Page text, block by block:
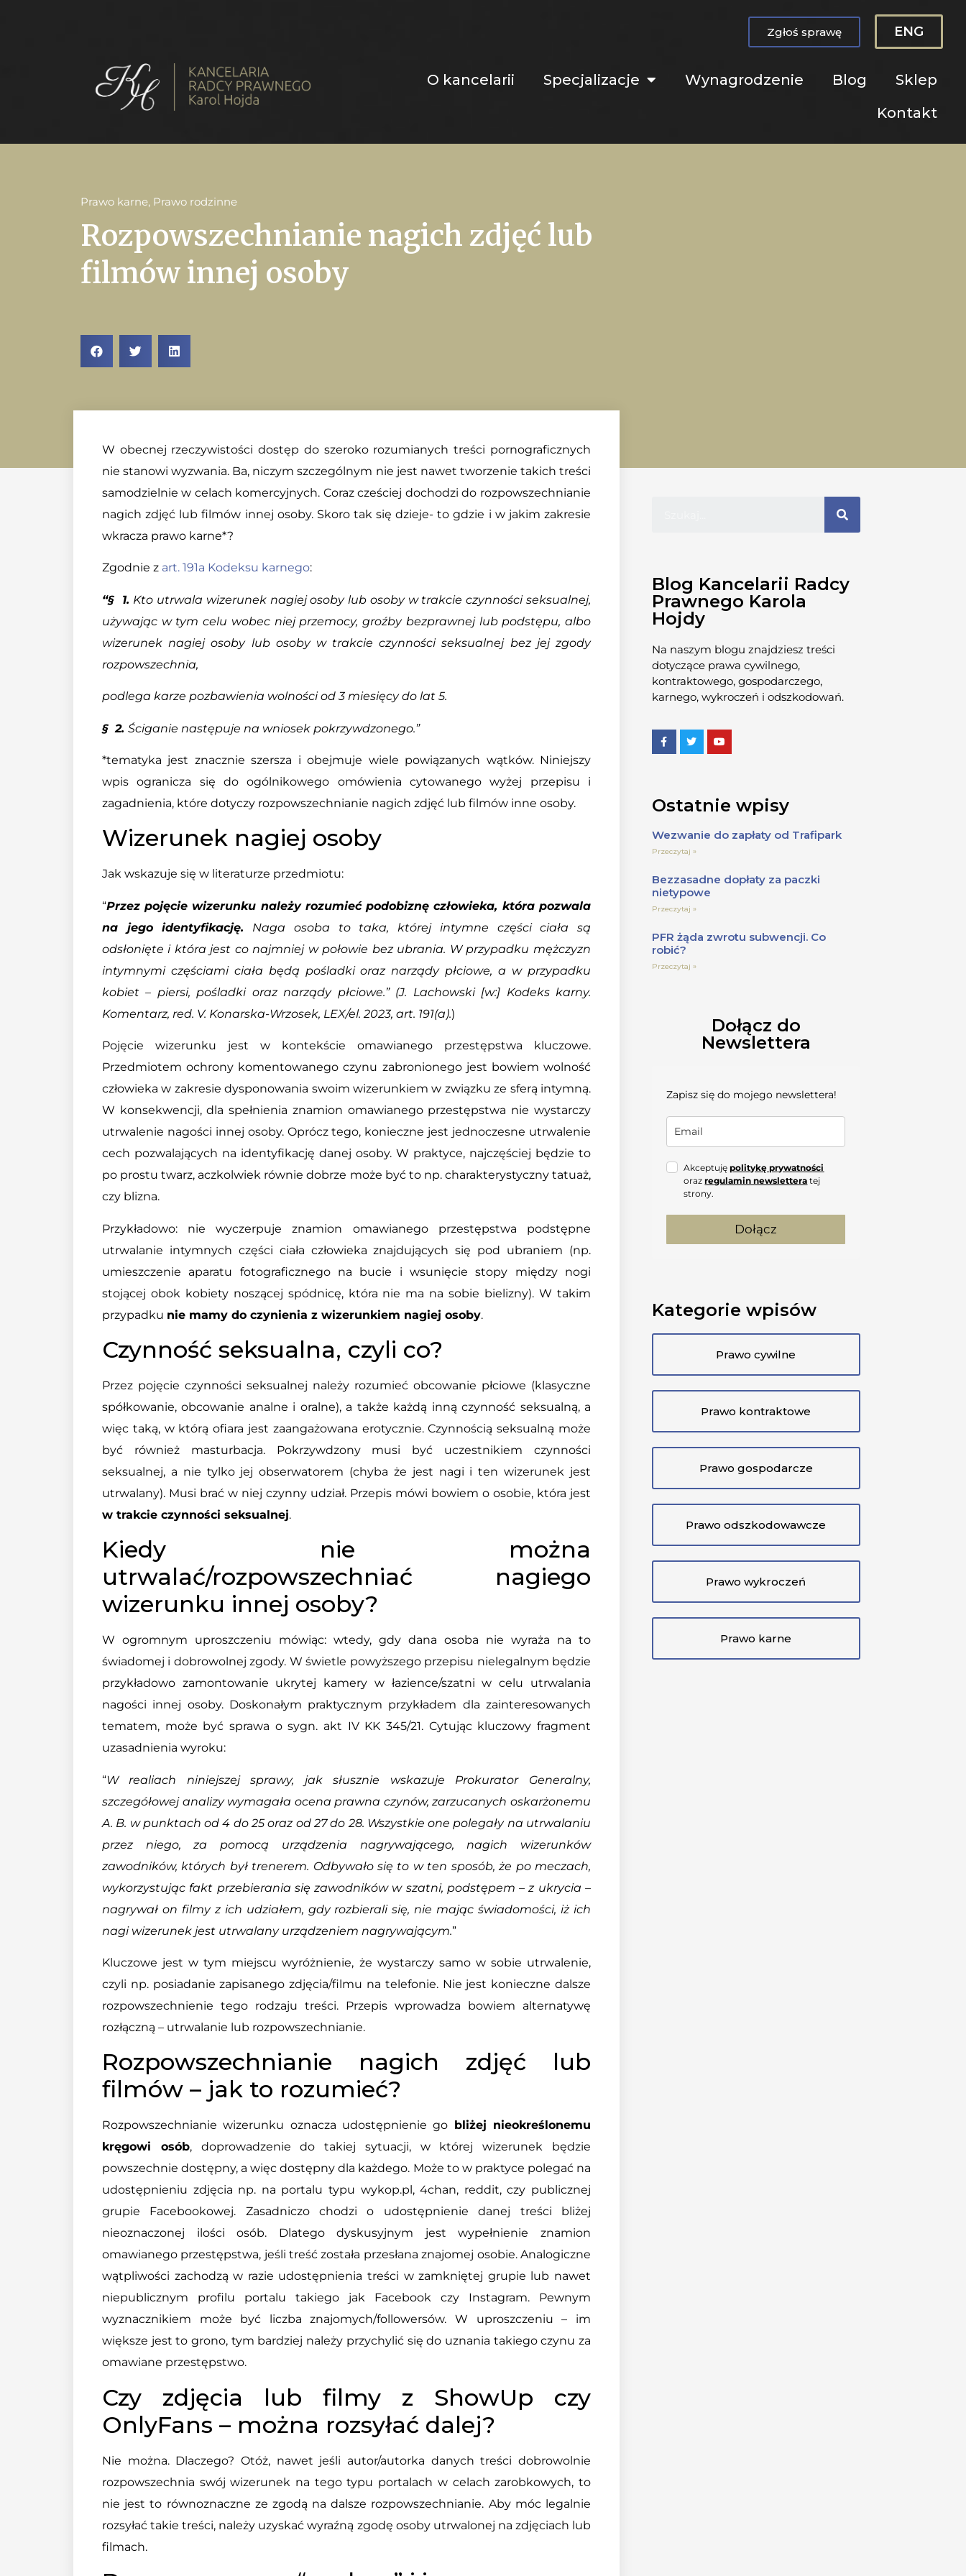
Zgłoś sprawę ENG
O kancelarii Specjalizacje Wynagrodzenie Blog
Sklep
Kontakt
Prawo karne, Prawo rodzinne
Rozpowszechnianie nagich zdjęć lub
filmów innej osoby
W obecnej rzeczywistości dostęp do szeroko rozumianych treści pornograficznych
nie stanowi wyzwania. Ba, niczym szczególnym nie jest nawet tworzenie takich treści
samodzielnie w celach komercyjnych. Coraz cześciej dochodzi do rozpowszechnianie
nagich zdjęć lub filmów innej osoby. Skoro tak się dzieje- to gdzie i w jakim zakresie
wkracza prawo karne*?
Zgodnie z art. 191a Kodeksu karnego:
“§ 1. Kto utrwala wizerunek nagiej osoby lub osoby w trakcie czynności seksualnej,
używając w tym celu wobec niej przemocy, groźby bezprawnej lub podstępu, albo
wizerunek nagiej osoby lub osoby w trakcie czynności seksualnej bez jej zgody
rozpowszechnia,
podlega karze pozbawienia wolności od 3 miesięcy do lat 5.
§ 2. Ściganie następuje na wniosek pokrzywdzonego.”
*tematyka jest znacznie szersza i obejmuje wiele powiązanych wątków. Niniejszy
wpis ogranicza się do ogólnikowego omówienia cytowanego wyżej przepisu i
zagadnienia, które dotyczy rozpowszechnianie nagich zdjęć lub filmów inne osoby.
Wizerunek nagiej osoby
Jak wskazuje się w literaturze przedmiotu:
“Przez pojęcie wizerunku należy rozumieć podobiznę człowieka, która pozwala
na jego identyfikację. Naga osoba to taka, której intymne części ciała są
odsłonięte i która jest co najmniej w połowie bez ubrania. W przypadku mężczyzn
intymnymi częściami ciała będą pośladki oraz narządy płciowe, a w przypadku
kobiet – piersi, pośladki oraz narządy płciowe.” (J. Lachowski [w:] Kodeks karny.
Komentarz, red. V. Konarska-Wrzosek, LEX/el. 2023, art. 191(a).)
Pojęcie wizerunku jest w kontekście omawianego przestępstwa kluczowe.
Przedmiotem ochrony komentowanego czynu zabronionego jest bowiem wolność
człowieka w zakresie dysponowania swoim wizerunkiem w związku ze sferą intymną.
W konsekwencji, dla spełnienia znamion omawianego przestępstwa nie wystarczy
utrwalenie nagości innej osoby. Oprócz tego, konieczne jest jednoczesne utrwalenie
cech pozwalających na identyfikację danej osoby. W praktyce, najczęściej będzie to
po prostu twarz, aczkolwiek równie dobrze może być to np. charakterystyczny tatuaż,
czy blizna.
Przykładowo: nie wyczerpuje znamion omawianego przestępstwa podstępne
utrwalanie intymnych części ciała człowieka znajdujących się pod ubraniem (np.
umieszczenie aparatu fotograficznego na bucie i wsunięcie stopy między nogi
stojącej obok kobiety noszącej spódnicę, która nie ma na sobie bielizny). W takim
przypadku nie mamy do czynienia z wizerunkiem nagiej osoby.
Czynność seksualna, czyli co?
Przez pojęcie czynności seksualnej należy rozumieć obcowanie płciowe (klasyczne
spółkowanie, obcowanie analne i oralne), a także każdą inną czynność seksualną, a
więc taką, w którą ofiara jest zaangażowana erotycznie. Czynnością seksualną może
być również masturbacja. Pokrzywdzony musi być uczestnikiem czynności
seksualnej, a nie tylko jej obserwatorem (chyba że jest nagi i ten wizerunek jest
utrwalany). Musi brać w niej czynny udział. Przepis mówi bowiem o osobie, która jest
w trakcie czynności seksualnej.
Kiedy nie można
utrwalać/rozpowszechniać nagiego
wizerunku innej osoby?
W ogromnym uproszczeniu mówiąc: wtedy, gdy dana osoba nie wyraża na to
świadomej i dobrowolnej zgody. W świetle powyższego przepisu nielegalnym będzie
przykładowo zamontowanie ukrytej kamery w łazience/szatni w celu utrwalania
nagości innej osoby. Doskonałym praktycznym przykładem dla zainteresowanych
tematem, może być sprawa o sygn. akt IV KK 345/21. Cytując kluczowy fragment
uzasadnienia wyroku:
“W realiach niniejszej sprawy, jak słusznie wskazuje Prokurator Generalny,
szczegółowej analizy wymagała ocena prawna czynów, zarzucanych oskarżonemu
A. B. w punktach od 4 do 25 oraz od 27 do 28. Wszystkie one polegały na utrwalaniu
przez niego, za pomocą urządzenia nagrywającego, nagich wizerunków
zawodników, których był trenerem. Odbywało się to w ten sposób, że po meczach,
wykorzystując fakt przebierania się zawodników w szatni, podstępem – z ukrycia –
nagrywał on filmy z ich udziałem, gdy rozbierali się, nie mając świadomości, iż ich
nagi wizerunek jest utrwalany urządzeniem nagrywającym.”
Kluczowe jest w tym miejscu wyróżnienie, że wystarczy samo w sobie utrwalenie,
czyli np. posiadanie zapisanego zdjęcia/filmu na telefonie. Nie jest konieczne dalsze
rozpowszechnienie tego rodzaju treści. Przepis wprowadza bowiem alternatywę
rozłączną – utrwalanie lub rozpowszechnianie.
Rozpowszechnianie nagich zdjęć lub
filmów – jak to rozumieć?
Rozpowszechnianie wizerunku oznacza udostępnienie go bliżej nieokreślonemu
kręgowi osób, doprowadzenie do takiej sytuacji, w której wizerunek będzie
powszechnie dostępny, a więc dostępny dla każdego. Może to w praktyce polegać na
udostępnieniu zdjęcia np. na portalu typu wykop.pl, 4chan, reddit, czy publicznej
grupie Facebookowej. Zasadniczo chodzi o udostępnienie danej treści bliżej
nieoznaczonej ilości osób. Dlatego dyskusyjnym jest wypełnienie znamion
omawianego przestępstwa, jeśli treść została przesłana znajomej osobie. Analogiczne
wątpliwości zachodzą w razie udostępnienia treści w zamkniętej grupie lub nawet
niepublicznym profilu portalu takiego jak Facebook czy Instagram. Pewnym
wyznacznikiem może być liczba znajomych/followersów. W uproszczeniu – im
większe jest to grono, tym bardziej należy przychylić się do uznania takiego czynu za
omawiane przestępstwo.
Czy zdjęcia lub filmy z ShowUp czy
OnlyFans – można rozsyłać dalej?
Nie można. Dlaczego? Otóż, nawet jeśli autor/autorka danych treści dobrowolnie
rozpowszechnia swój wizerunek na tego typu portalach w celach zarobkowych, to
nie jest to równoznaczne ze zgodą na dalsze rozpowszechnianie. Aby móc legalnie
rozsyłać takie treści, należy uzyskać wyraźną zgodę osoby utrwalonej na zdjęciach lub
filmach.
Blog Kancelarii Radcy
Prawnego Karola
Hojdy
Na naszym blogu znajdziesz treści
dotyczące prawa cywilnego,
kontraktowego, gospodarczego,
karnego, wykroczeń i odszkodowań.
Ostatnie wpisy
Wezwanie do zapłaty od Trafipark
Przeczytaj »
Bezzasadne dopłaty za paczki
nietypowe
Przeczytaj »
PFR żąda zwrotu subwencji. Co
robić?
Przeczytaj »
Dołącz do
Newslettera
Zapisz się do mojego newslettera!
Akceptujępolitykę prywatności
orazregulamin newslettera tej
strony.
Dołącz
Kategorie wpisów
Prawo cywilne
Prawo kontraktowe
Prawo gospodarcze
Prawo odszkodowawcze
Prawo wykroczeń
Prawo karne